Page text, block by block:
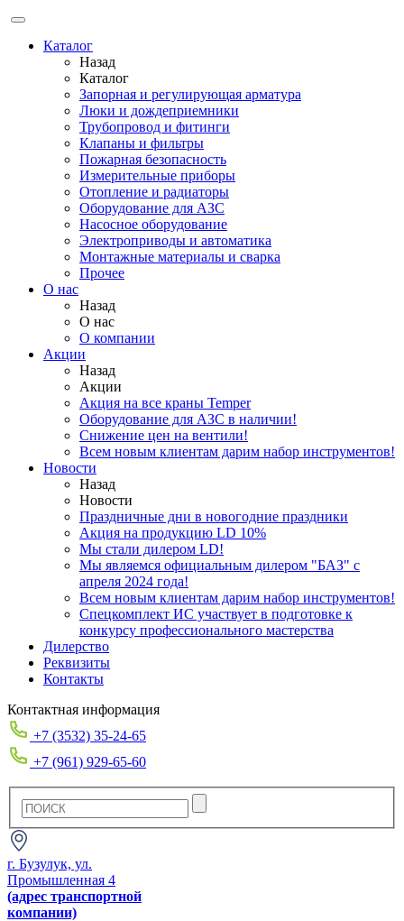
Каталог
Назад
Каталог
Запорная и регулирующая арматура
Люки и дождеприемники
Трубопровод и фитинги
Клапаны и фильтры
Пожарная безопасность
Измерительные приборы
Отопление и радиаторы
Оборудование для АЗС
Насосное оборудование
Электроприводы и автоматика
Монтажные материалы и сварка
Прочее
О нас
Назад
О нас
О компании
Акции
Назад
Акции
Акция на все краны Temper
Оборудование для АЗС в наличии!
Снижение цен на вентили!
Всем новым клиентам дарим набор инструментов!
Новости
Назад
Новости
Праздничные дни в новогодние праздники
Акция на продукцию LD 10%
Мы стали дилером LD!
Мы являемся официальным дилером "БАЗ" с
апреля 2024 года!
Всем новым клиентам дарим набор инструментов!
Спецкомплект ИС участвует в подготовке к
конкурсу профессионального мастерства
Дилерство
Реквизиты
Контакты
Контактная информация
+7 (3532) 35-24-65
+7 (961) 929-65-60
г. Бузулук, ул.
Промышленная 4
(адрес транспортной
компании)